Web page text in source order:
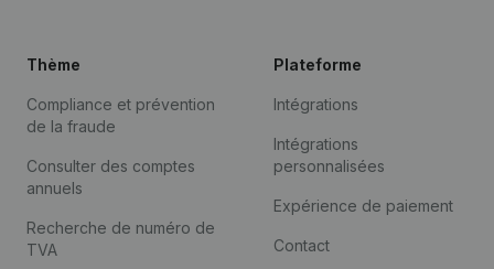
Thème
Compliance et prévention
de la fraude
Consulter des comptes
annuels
Recherche de numéro de
TVA
Plateforme
Intégrations
Intégrations
personnalisées
Expérience de paiement
Contact